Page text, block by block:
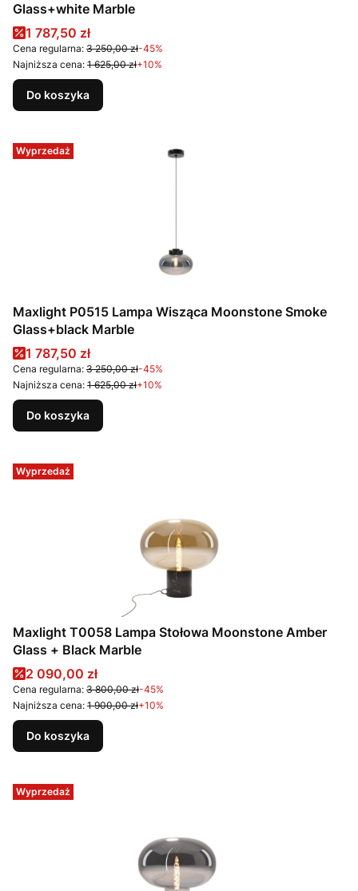
Glass+white Marble
Cena promocyjna
1 787,50 zł
Cena regularna: 3 250,00 zł-45%
Najniższa cena: 1 625,00 zł+10%
Do koszyka
Wyprzedaż
Maxlight P0515 Lampa Wisząca Moonstone Smoke
Glass+black Marble
Cena promocyjna
1 787,50 zł
Cena regularna: 3 250,00 zł-45%
Najniższa cena: 1 625,00 zł+10%
Do koszyka
Wyprzedaż
Maxlight T0058 Lampa Stołowa Moonstone Amber
Glass + Black Marble
Cena promocyjna
2 090,00 zł
Cena regularna: 3 800,00 zł-45%
Najniższa cena: 1 900,00 zł+10%
Do koszyka
Wyprzedaż